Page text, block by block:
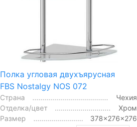
Полка угловая двухъярусная
FBS Nostalgy NOS 072
Страна
Чехия
Отделка/цвет
Хром
Размер
378x276x276